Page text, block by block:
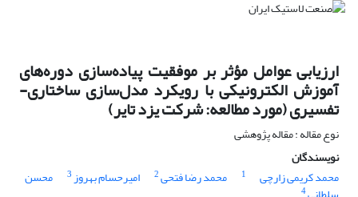
ارزیابی عوامل مؤثر بر موفقیت پیاده‌سازی دوره‌های
آموزش الکترونیکی با رویکرد مدل‌سازی ساختاری-
تفسیری (مورد مطالعه: شرکت یزد تایر)
نوع مقاله : مقاله پژوهشی
نویسندگان
محمد کریمی زارچی
1 محمد رضا فتحی2 امیرحسام بهروز3 محسن
4